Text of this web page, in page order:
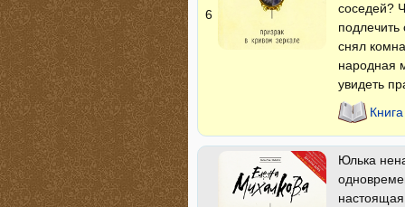
6
соседей?
снял
народная
увидеть
Юлька